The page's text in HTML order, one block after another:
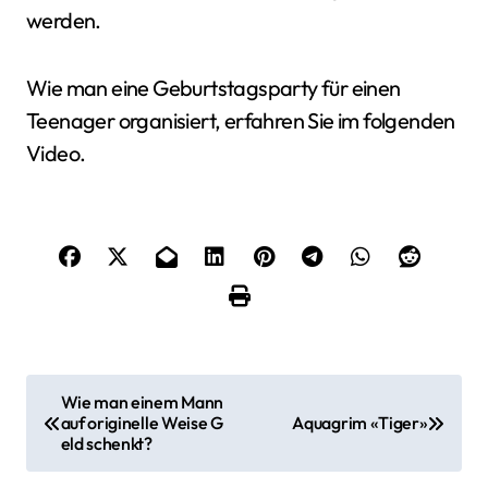
werden.
Wie man eine Geburtstagsparty für einen
Teenager organisiert, erfahren Sie im folgenden
Video.
Wie man einem Mann
auf originelle Weise G
eld schenkt?
Aquagrim «Tiger»